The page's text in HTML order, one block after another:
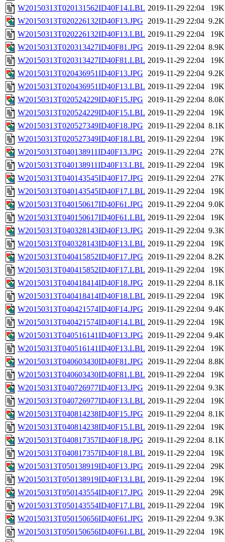
W20150313T020131562ID40F14.LBL 2019-11-29 22:04
19K
W20150313T020226132ID40F13.JPG 2019-11-29 22:04 9.2K
W20150313T020226132ID40F13.LBL 2019-11-29 22:04
19K
W20150313T020313427ID40F81.JPG 2019-11-29 22:04 8.9K
W20150313T020313427ID40F81.LBL 2019-11-29 22:04
19K
W20150313T020436951ID40F13.JPG 2019-11-29 22:04 9.2K
W20150313T020436951ID40F13.LBL 2019-11-29 22:04
19K
W20150313T020524229ID40F15.JPG 2019-11-29 22:04 8.0K
W20150313T020524229ID40F15.LBL 2019-11-29 22:04
19K
W20150313T020527349ID40F18.JPG 2019-11-29 22:04 8.1K
W20150313T020527349ID40F18.LBL 2019-11-29 22:04
19K
W20150313T040138911ID40F13.JPG
2019-11-29 22:04
27K
W20150313T040138911ID40F13.LBL 2019-11-29 22:04
19K
W20150313T040143545ID40F17.JPG 2019-11-29 22:04
27K
W20150313T040143545ID40F17.LBL 2019-11-29 22:04
19K
W20150313T040150617ID40F61.JPG 2019-11-29 22:04 9.0K
W20150313T040150617ID40F61.LBL 2019-11-29 22:04
19K
W20150313T040328143ID40F13.JPG 2019-11-29 22:04 9.3K
W20150313T040328143ID40F13.LBL 2019-11-29 22:04
19K
W20150313T040415852ID40F17.JPG 2019-11-29 22:04 8.2K
W20150313T040415852ID40F17.LBL 2019-11-29 22:04
19K
W20150313T040418414ID40F18.JPG 2019-11-29 22:04 8.1K
W20150313T040418414ID40F18.LBL 2019-11-29 22:04
19K
W20150313T040421574ID40F14.JPG 2019-11-29 22:04 9.4K
W20150313T040421574ID40F14.LBL 2019-11-29 22:04
19K
W20150313T040516141ID40F13.JPG 2019-11-29 22:04 9.4K
W20150313T040516141ID40F13.LBL 2019-11-29 22:04
19K
W20150313T040603430ID40F81.JPG 2019-11-29 22:04 8.8K
W20150313T040603430ID40F81.LBL 2019-11-29 22:04
19K
W20150313T040726977ID40F13.JPG 2019-11-29 22:04 9.3K
W20150313T040726977ID40F13.LBL 2019-11-29 22:04
19K
W20150313T040814238ID40F15.JPG 2019-11-29 22:04 8.1K
W20150313T040814238ID40F15.LBL 2019-11-29 22:04
19K
W20150313T040817357ID40F18.JPG 2019-11-29 22:04 8.1K
W20150313T040817357ID40F18.LBL 2019-11-29 22:04
19K
W20150313T050138919ID40F13.JPG 2019-11-29 22:04
29K
W20150313T050138919ID40F13.LBL 2019-11-29 22:04
19K
W20150313T050143554ID40F17.JPG 2019-11-29 22:04
29K
W20150313T050143554ID40F17.LBL 2019-11-29 22:04
19K
W20150313T050150656ID40F61.JPG 2019-11-29 22:04 9.3K
W20150313T050150656ID40F61.LBL 2019-11-29 22:04
19K